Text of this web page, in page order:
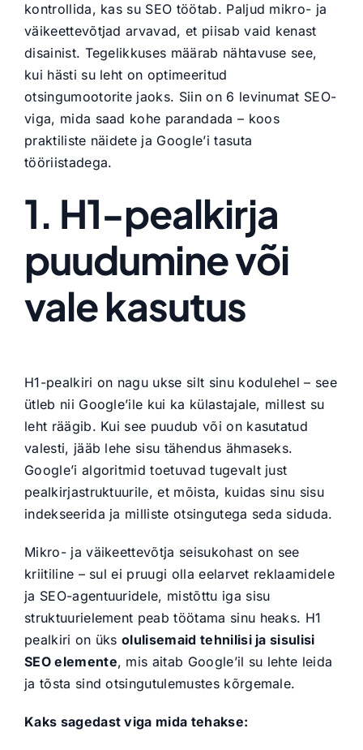
kontrollida, kas su SEO töötab. Paljud mikro- ja
väikeettevõtjad arvavad, et piisab vaid kenast
disainist. Tegelikkuses määrab nähtavuse see,
kui hästi su leht on optimeeritud
otsingumootorite jaoks. Siin on 6 levinumat SEO-
viga, mida saad kohe parandada – koos
praktiliste näidete ja Google’i tasuta
tööriistadega.
1. H1-pealkirja
puudumine või
vale kasutus
H1-pealkiri on nagu ukse silt sinu kodulehel – see
ütleb nii Google’ile kui ka külastajale, millest su
leht räägib. Kui see puudub või on kasutatud
valesti, jääb lehe sisu tähendus ähmaseks.
Google’i algoritmid toetuvad tugevalt just
pealkirjastruktuurile, et mõista, kuidas sinu sisu
indekseerida ja milliste otsingutega seda siduda.
Mikro- ja väikeettevõtja seisukohast on see
kriitiline – sul ei pruugi olla eelarvet reklaamidele
ja SEO-agentuuridele, mistõttu iga sisu
struktuurielement peab töötama sinu heaks. H1
pealkiri on üksolulisemaid tehnilisi ja sisulisi
SEO elemente, mis aitab Google’il su lehte leida
ja tõsta sind otsingutulemustes kõrgemale.
Kaks sagedast viga mida tehakse: